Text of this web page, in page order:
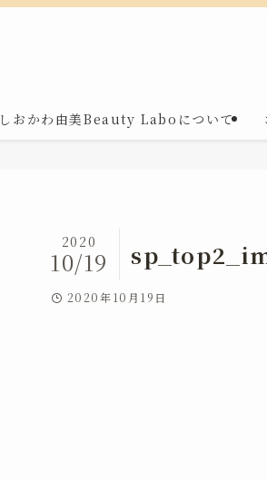
しおかわ由美Beauty Laboについて
2020
10/19
2020年10月19日